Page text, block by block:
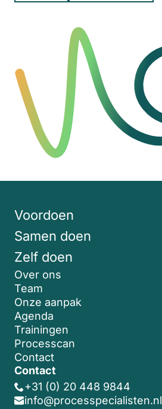
Voordoen
Samen doen
Zelf doen
Over ons
Team
Onze aanpak
Agenda
Trainingen
Processcan
Contact
Contact
+31 (0) 20 448 9844
info@processpecialisten.nl